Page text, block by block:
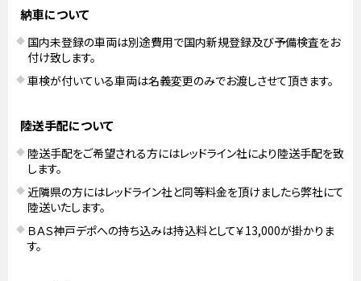
納車について
国内未登録の車両は別途費用で国内新規登録及び予備検査をお
付け致します。
車検が付いている車両は名義変更のみでお渡しさせて頂きます。
陸送手配について
陸送手配をご希望される方にはレッドライン社により陸送手配を致
します。
近隣県の方にはレッドライン社と同等料金を頂けましたら弊社にて
陸送いたします。
ＢＡＳ神戸デポへの持ち込みは持込料として￥13,000が掛かりま
す。